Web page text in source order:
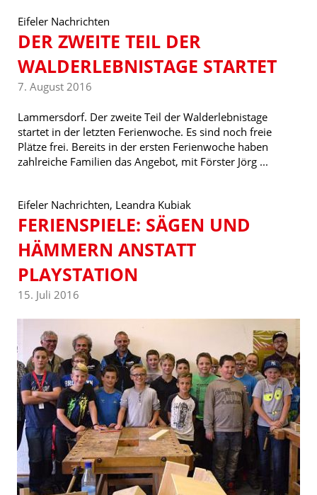
Eifeler Nachrichten
DER ZWEITE TEIL DER
WALDERLEBNISTAGE STARTET
7. August 2016
Lammersdorf. Der zweite Teil der Walderlebnistage
startet in der letzten Ferienwoche. Es sind noch freie
Plätze frei. Bereits in der ersten Ferienwoche haben
zahlreiche Familien das Angebot, mit Förster Jörg ...
Eifeler Nachrichten, Leandra Kubiak
FERIENSPIELE: SÄGEN UND
HÄMMERN ANSTATT
PLAYSTATION
15. Juli 2016